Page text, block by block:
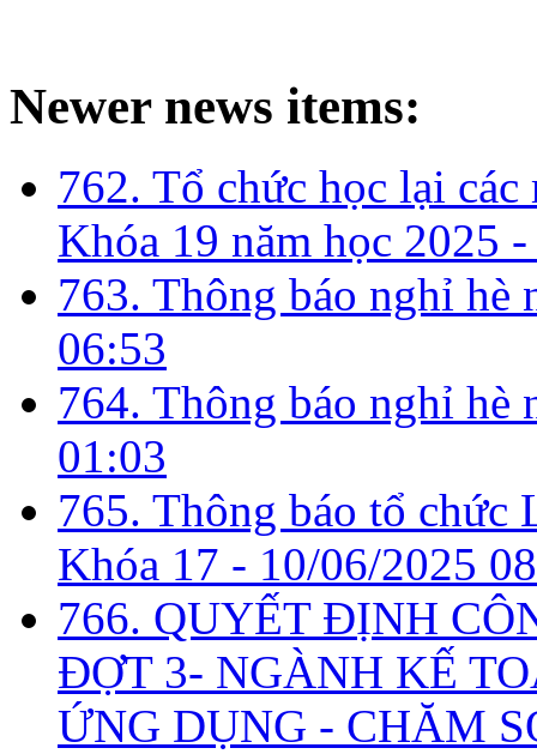
Newer news items:
762. Tổ chức học lại
Khóa 19 năm học 2025
763. Thông báo nghỉ
06:53
764. Thông báo nghỉ
01:03
765. Thông báo tổ chức
Khóa 17 - 10/06/2025
766. QUYẾT ĐỊNH
ĐỢT 3- NGÀNH KẾ
ỨNG DỤNG - CHĂM